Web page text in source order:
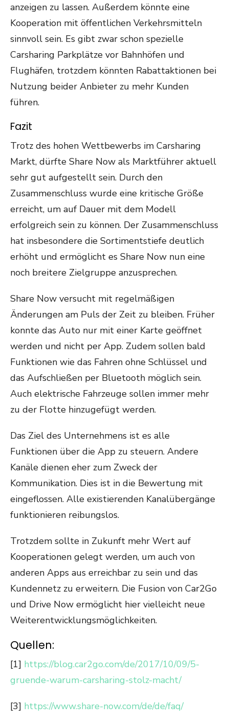
anzeigen zu lassen. Außerdem könnte eine
Kooperation mit öffentlichen Verkehrsmitteln
sinnvoll sein. Es gibt zwar schon spezielle
Carsharing Parkplätze vor Bahnhöfen und
Flughäfen, trotzdem könnten Rabattaktionen bei
Nutzung beider Anbieter zu mehr Kunden
führen.
Fazit
Trotz des hohen Wettbewerbs im Carsharing
Markt, dürfte Share Now als Marktführer aktuell
sehr gut aufgestellt sein. Durch den
Zusammenschluss wurde eine kritische Größe
erreicht, um auf Dauer mit dem Modell
erfolgreich sein zu können. Der Zusammenschluss
hat insbesondere die Sortimentstiefe deutlich
erhöht und ermöglicht es Share Now nun eine
noch breitere Zielgruppe anzusprechen.
Share Now versucht mit regelmäßigen
Änderungen am Puls der Zeit zu bleiben. Früher
konnte das Auto nur mit einer Karte geöffnet
werden und nicht per App. Zudem sollen bald
Funktionen wie das Fahren ohne Schlüssel und
das Aufschließen per Bluetooth möglich sein.
Auch elektrische Fahrzeuge sollen immer mehr
zu der Flotte hinzugefügt werden.
Das Ziel des Unternehmens ist es alle
Funktionen über die App zu steuern. Andere
Kanäle dienen eher zum Zweck der
Kommunikation. Dies ist in die Bewertung mit
eingeflossen. Alle existierenden Kanalübergänge
funktionieren reibungslos.
Trotzdem sollte in Zukunft mehr Wert auf
Kooperationen gelegt werden, um auch von
anderen Apps aus erreichbar zu sein und das
Kundennetz zu erweitern. Die Fusion von Car2Go
und Drive Now ermöglicht hier vielleicht neue
Weiterentwicklungsmöglichkeiten.
Quellen:
[1] https://blog.car2go.com/de/2017/10/09/5-
gruende-warum-carsharing-stolz-macht/
[3] https://www.share-now.com/de/de/faq/